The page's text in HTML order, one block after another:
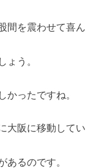
間を震わせて喜ん
ょう。
かったですね。
大阪に移動してい
あるのです。